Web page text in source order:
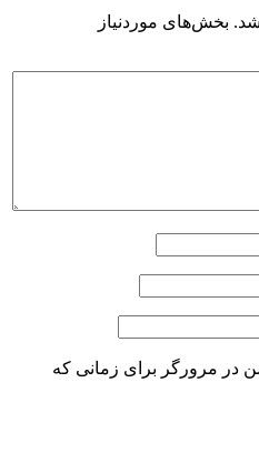
بخش‌های موردنیاز
در مرورگر برای زمانی که